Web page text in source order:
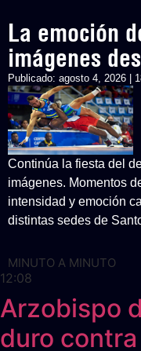
La emoción
imágenes
Publicado: agosto 4, 2026 |
Continúa la fiesta del
imágenes. Momentos
intensidad y emoción
distintas sedes de
MINUTO A MINUTO
12:08
Arzobispo
duro